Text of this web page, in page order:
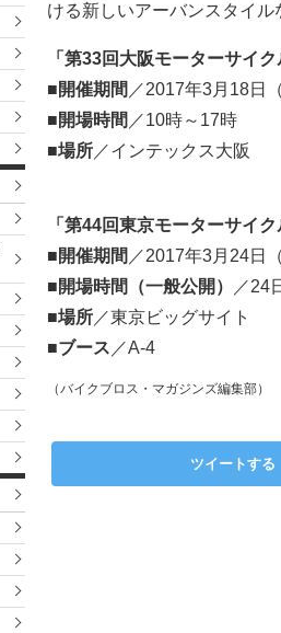
ける新しいアーバンスタイル
「第33回大阪モーターサイク
■開催期間 ／2017年3月18日
■開場時間 ／10時～17時
■場所 ／インテックス大阪
「第44回東京モーターサイク
■開催期間 ／2017年3月24日
■開場時間（一般公開）
／24
■場所 ／東京ビッグサイト
■ブース ／A-4
（バイクブロス・マガジンズ編集部）
ツイートする